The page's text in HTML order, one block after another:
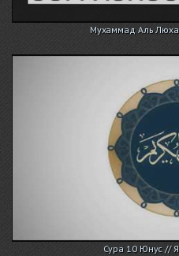
Мухаммад Аль
Сура 10 Юнус //